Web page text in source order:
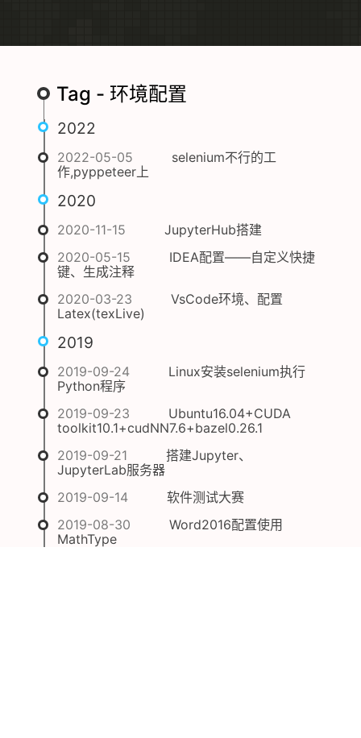
Tag - 环境配置
2022
2022-05-05
selenium不行的工
作,pyppeteer上
2020
2020-11-15
JupyterHub搭建
2020-05-15
IDEA配置——自定义快捷
键、生成注释
2020-03-23
VsCode环境、配置
Latex(texLive)
2019
2019-09-24
Linux安装selenium执行
Python程序
2019-09-23
Ubuntu16.04+CUDA
toolkit10.1+cudNN7.6+bazel0.26.1
2019-09-21
搭建Jupyter、
JupyterLab服务器
2019-09-14
软件测试大赛
2019-08-30
Word2016配置使用
MathType